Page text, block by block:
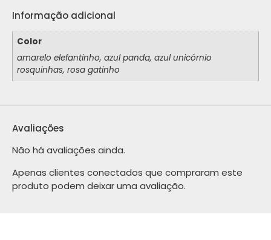
Informação adicional
Color
amarelo elefantinho, azul panda, azul unicórnio
rosquinhas, rosa gatinho
Avaliações
Não há avaliações ainda.
Apenas clientes conectados que compraram este
produto podem deixar uma avaliação.